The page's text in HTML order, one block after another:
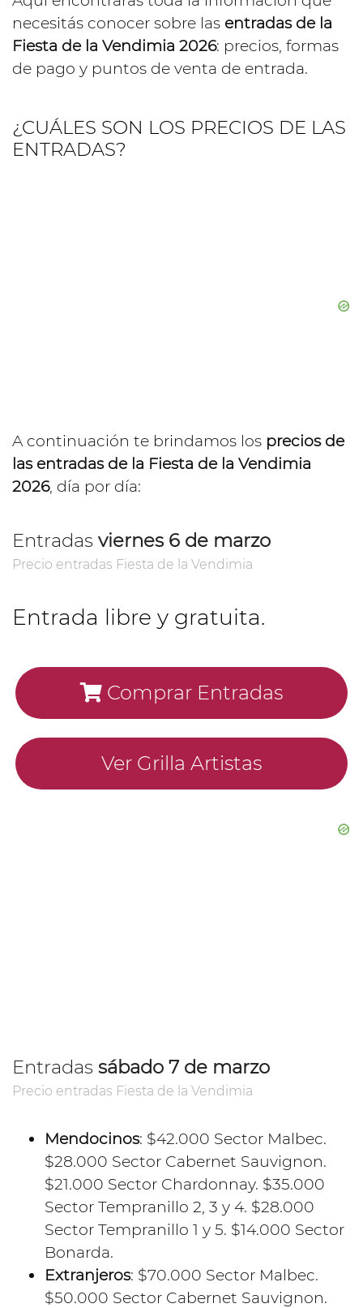
necesitás conocer sobre las entradas de la
Fiesta de la Vendimia 2026: precios, formas
de pago y puntos de venta de entrada.
¿CUÁLES SON LOS PRECIOS DE LAS
ENTRADAS?
A continuación te brindamos los precios de
las entradas de la Fiesta de la Vendimia
2026, día por día:
Entradas viernes 6 de marzo
Precio entradas Fiesta de la Vendimia
Entrada libre y gratuita.
Comprar Entradas
Ver Grilla Artistas
Entradas sábado 7 de marzo
Precio entradas Fiesta de la Vendimia
Mendocinos: $42.000 Sector Malbec.
$28.000 Sector Cabernet Sauvignon.
$21.000 Sector Chardonnay. $35.000
Sector Tempranillo 2, 3 y 4. $28.000
Sector Tempranillo 1 y 5. $14.000 Sector
Bonarda.
Extranjeros: $70.000 Sector Malbec.
$50.000 Sector Cabernet Sauvignon.